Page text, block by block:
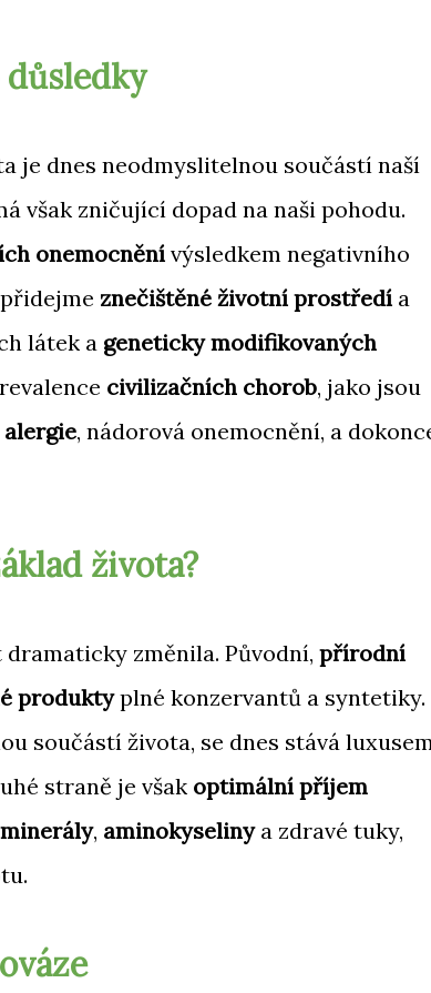
je dnes neodmyslitelnou součástí naší
však zničující dopad na naši pohodu.
onemocnění výsledkem negativního
znečištěné životní prostředí a
látek a geneticky modifikovaných
civilizačních chorob, jako jsou
alergie, nádorová onemocnění, a
života?
dramaticky změnila. Původní, přírodní
produktyplné konzervantů a syntetiky.
součástí života, se dnes stává
straně je však optimální příjem
minerály, aminokyselinya zdravé tuky,